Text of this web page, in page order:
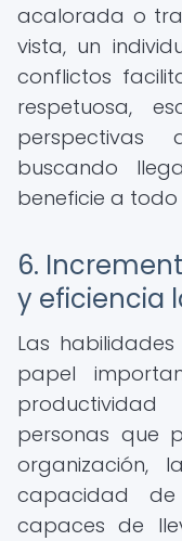
acalorada o
vista, un
conflictos
respetuosa,
buscando
beneficie a todo
6.
y eficiencia
Las
papel
personas que
organización,
capacidad
capaces de